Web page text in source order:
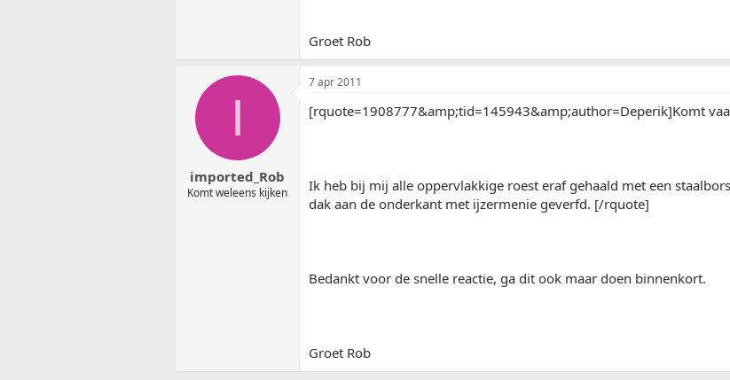
Groet Rob
I
imported_Rob
Komt weleens kijken
7 apr 2011
[rquote=1908777&amp;tid=145943&amp;author=Deperik]Komt
Ik heb bij mij alle oppervlakkige roest eraf gehaald met een
dak aan de onderkant met ijzermenie geverfd. [/rquote]
Bedankt voor de snelle reactie, ga dit ook maar doen binnenkort.
Groet Rob